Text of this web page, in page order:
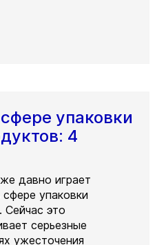
упаковки
4
давно играет
упаковки
это
серьезные
ужесточения